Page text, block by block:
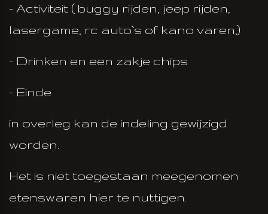
- Activiteit ( buggy rijden, jeep rijden,
lasergame, rc auto`s of kano varen,)
- Drinken en een zakje chips
- Einde
in overleg kan de indeling gewijzigd
worden.
Het is niet toegestaan meegenomen
etenswaren hier te nuttigen.